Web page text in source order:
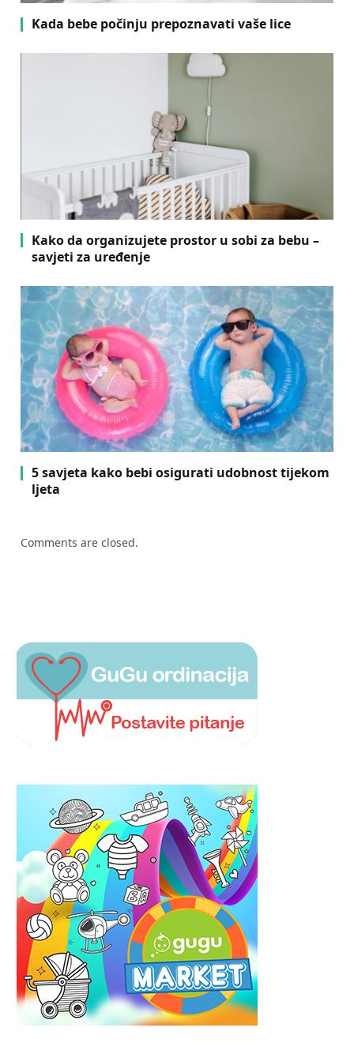
Kada bebe počinju prepoznavati vaše lice
Kako da organizujete prostor u sobi za bebu –
savjeti za uređenje
5 savjeta kako bebi osigurati udobnost tijekom
ljeta
Comments are closed.